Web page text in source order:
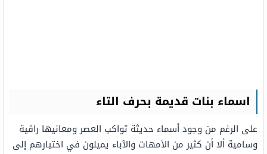
اسماء بنات قديمة بحرف التاء
على الرغم من وجود أسماء حديثة تواكب العصر ومعانيها راقية
وسامية ألا أن كثير من الأمهات والآباء يميلون في اختيارهم إلى